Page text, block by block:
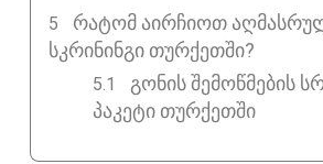
ᲠᲐᲢᲝᲛ ᲐᲘᲠᲩᲘᲝᲗ
ᲡᲙᲠᲘᲜᲘᲜᲒᲘ ᲗᲣᲠᲥᲔᲗᲨᲘ?
გონის შემოწმების
პაკეტი თურქეთში